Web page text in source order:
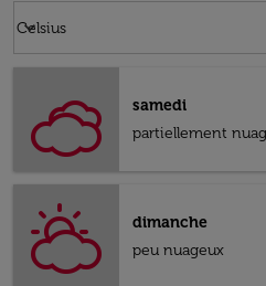
Celsius
keyboard_arrow_down
samedi
partiellement
dimanche
peu nuageux